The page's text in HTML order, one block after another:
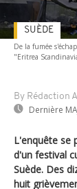
De la fumée
"Eritrea
By Rédaction
Dernière
SUÈDE
L'enquête se
d'un festival
Suède. Des
huit